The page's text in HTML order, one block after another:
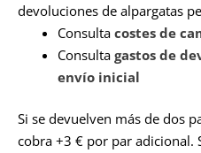
devoluciones de alpargatas
Consulta costes de
Consulta gastos de
envío inicial
Si se devuelven más de dos
cobra +3 € por par adicional.